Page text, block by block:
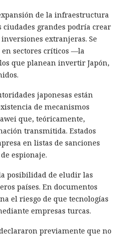
de la infraestructura
ciudades grandes podría crear
extranjeras. Se
en sectores críticos —la
que planean invertir Japón,
japonesas están
de mecanismos
que, teóricamente,
transmitida. Estados
en listas de sanciones
espionaje.
posibilidad de eludir las
países. En documentos
el riesgo de que tecnologías
empresas turcas.
previamente que no